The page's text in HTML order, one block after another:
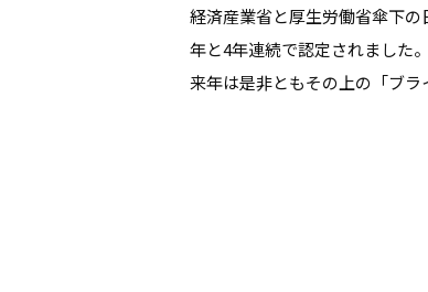
経済産業省と厚生労働省傘下の
年と4年連続で認定されました。
来年は是非ともその上の「ブラ